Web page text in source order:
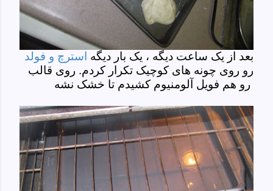
بعد از یک ساعت دیگه ، یک بار دیگه استرچ و فولد
رو روی چونه های کوچیک تکرار کردم. روی قالب